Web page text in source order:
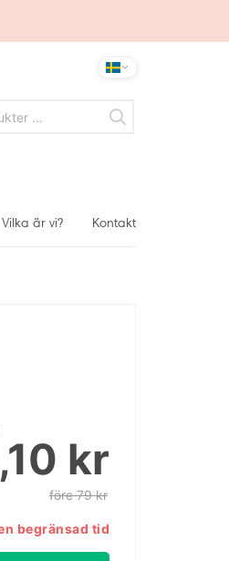
Vilka är vi? Kontakt
kr
före 79 kr
begränsad tid